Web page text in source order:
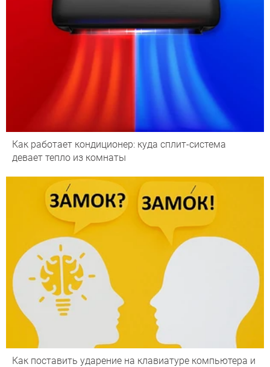
Как работает кондиционер: куда сплит-система
девает тепло из комнаты
Как поставить ударение на клавиатуре компьютера и